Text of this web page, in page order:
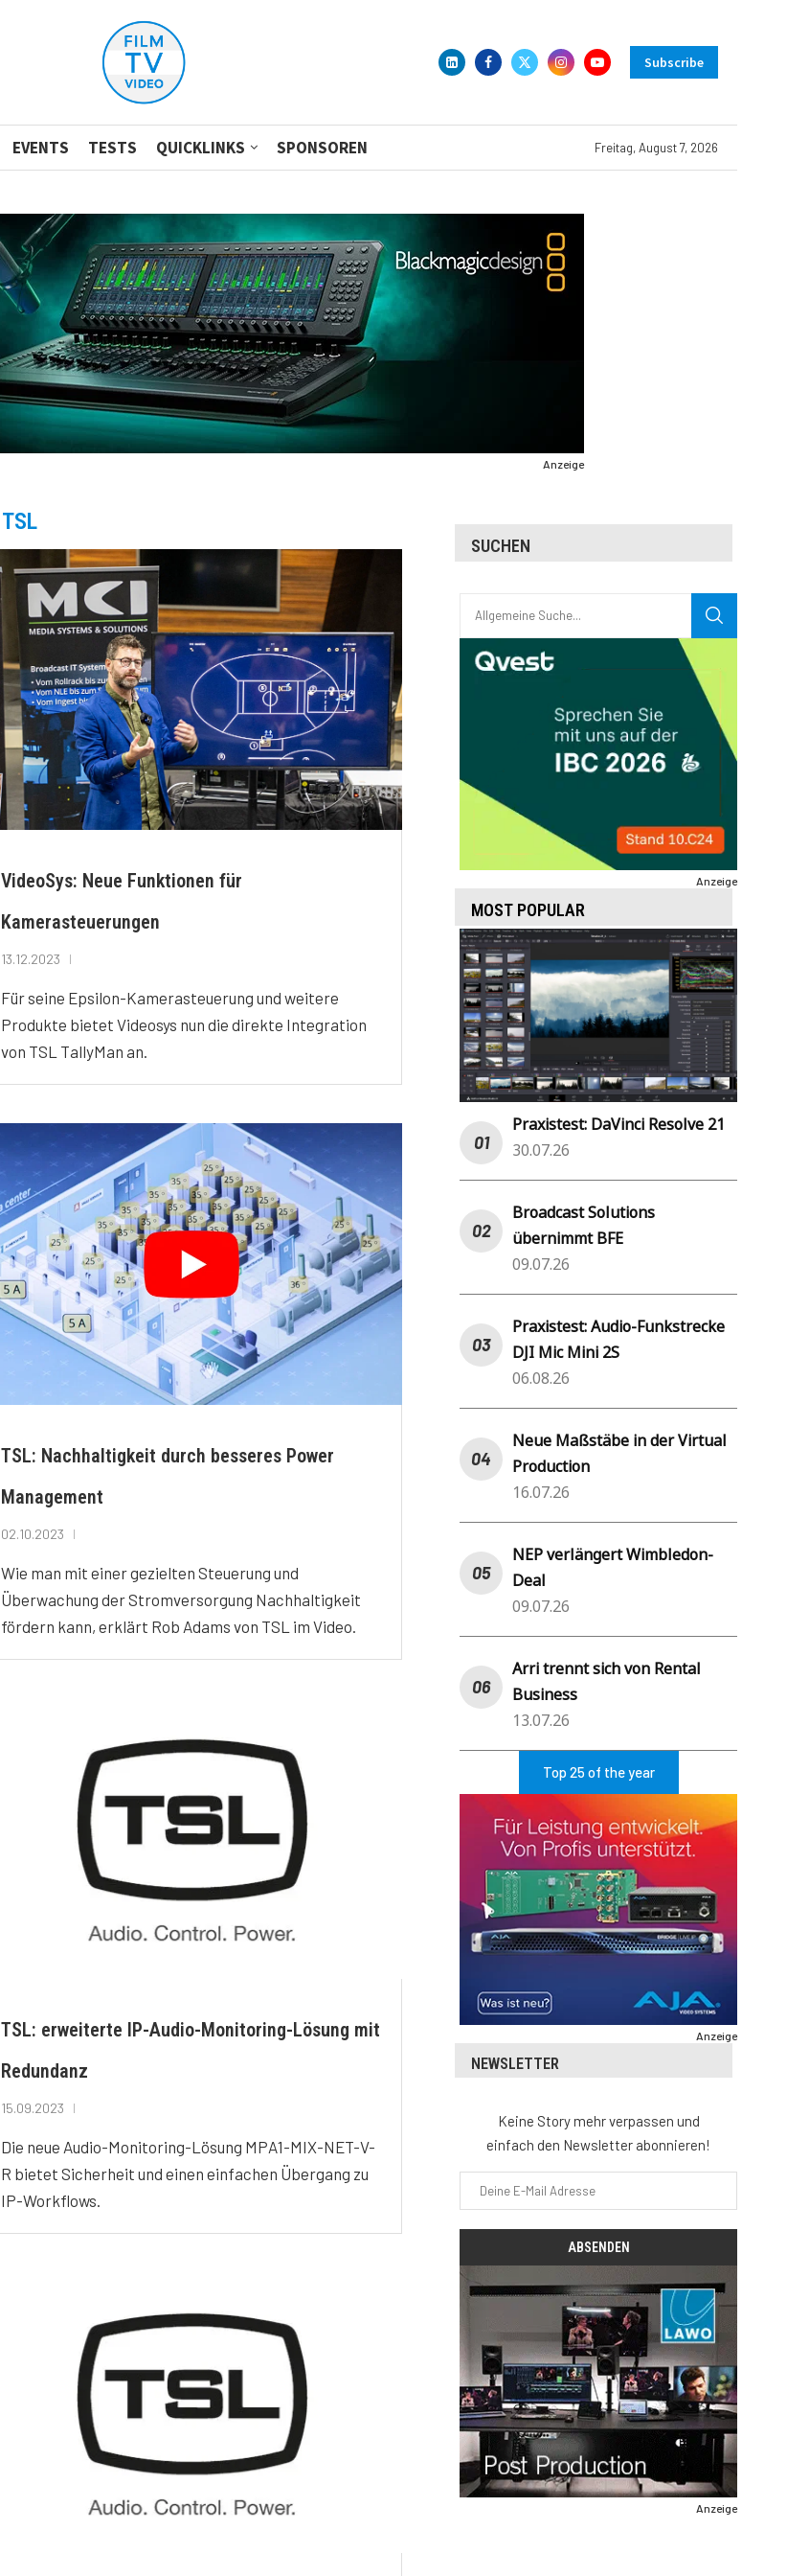
Subscribe
EVENTS TESTS QUICKLINKS SPONSOREN Freitag, August 7, 2026
Anzeige
TSL
VideoSys: Neue Funktionen für
Kamerasteuerungen
13.12.2023
Für seine Epsilon-Kamerasteuerung und weitere
Produkte bietet Videosys nun die direkte Integration
von TSL TallyMan an.
TSL: Nachhaltigkeit durch besseres Power
Management
02.10.2023
Wie man mit einer gezielten Steuerung und
Überwachung der Stromversorgung Nachhaltigkeit
fördern kann, erklärt Rob Adams von TSL im Video.
TSL: erweiterte IP-Audio-Monitoring-Lösung mit
Redundanz
15.09.2023
Die neue Audio-Monitoring-Lösung MPA1-MIX-NET-V-
R bietet Sicherheit und einen einfachen Übergang zu
IP-Workflows.
SUCHEN
Anzeige
MOST POPULAR
Praxistest: DaVinci Resolve 21
30.07.26
Broadcast Solutions
übernimmt BFE
09.07.26
Praxistest: Audio-Funkstrecke
DJI Mic Mini 2S
06.08.26
Neue Maßstäbe in der Virtual
Production
16.07.26
NEP verlängert Wimbledon-
Deal
09.07.26
Arri trennt sich von Rental
Business
13.07.26
Top 25 of the year
Anzeige
NEWSLETTER
Keine Story mehr verpassen und
einfach den Newsletter abonnieren!
Anzeige